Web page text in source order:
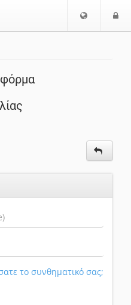
Επιλογή
το συνθηματικό σας;